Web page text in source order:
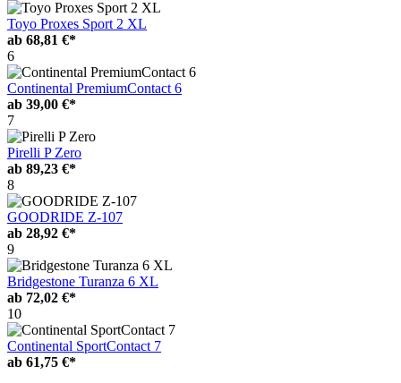
Toyo Proxes Sport 2 XL
ab 68,81 €*
6
Continental PremiumContact 6
ab 39,00 €*
7
Pirelli P Zero
ab 89,23 €*
8
GOODRIDE Z-107
ab 28,92 €*
9
Bridgestone Turanza 6 XL
ab 72,02 €*
10
Continental SportContact 7
ab 61,75 €*